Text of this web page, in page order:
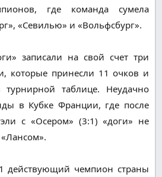
где команда сумела
«Севилью» и «Вольфсбург».
записали на свой счет три
которые принесли 11 очков и
таблице. Неудачно
в Кубке Франции, где после
с «Осером» (3:1) «доги» не
действующий чемпион страны